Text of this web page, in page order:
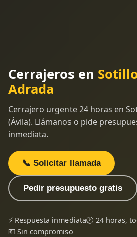
Cerrajeros en
Adrada
Cerrajero urgente 24 horas en
(Ávila). Llámanos o pide
inmediata.
📞 Solicitar llamada
Pedir presupuesto gratis
⚡ Respuesta inmediata🕐 24 horas,
💶 Sin compromiso